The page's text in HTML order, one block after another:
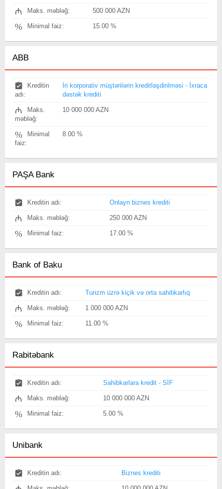
₼ Maks. məbləğ: 500 000 AZN
% Minimal faiz: 15.00 %
ABB
Kreditin
adı:
İri korporativ müştərilərin kreditləşdirilməsi - İxraca
dəstək krediti
₼
Maks.
məbləğ:
10 000 000 AZN
%
Minimal
faiz:
8.00 %
PAŞA Bank
Kreditin adı: Onlayn biznes krediti
₼ Maks. məbləğ: 250 000 AZN
% Minimal faiz: 17.00 %
Bank of Baku
Kreditin adı: Turizm üzrə kiçik və orta sahibkarlıq
₼ Maks. məbləğ: 1 000 000 AZN
% Minimal faiz: 11.00 %
Rabitəbank
Kreditin adı: Sahibkarlara kredit - SİF
₼ Maks. məbləğ: 10 000 000 AZN
% Minimal faiz: 5.00 %
Unibank
Kreditin adı: Biznes krediti